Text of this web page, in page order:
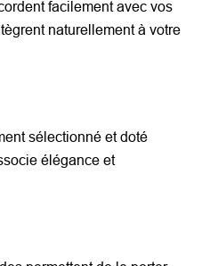
facilement avec vos
naturellement à votre
sélectionné et doté
élégance et